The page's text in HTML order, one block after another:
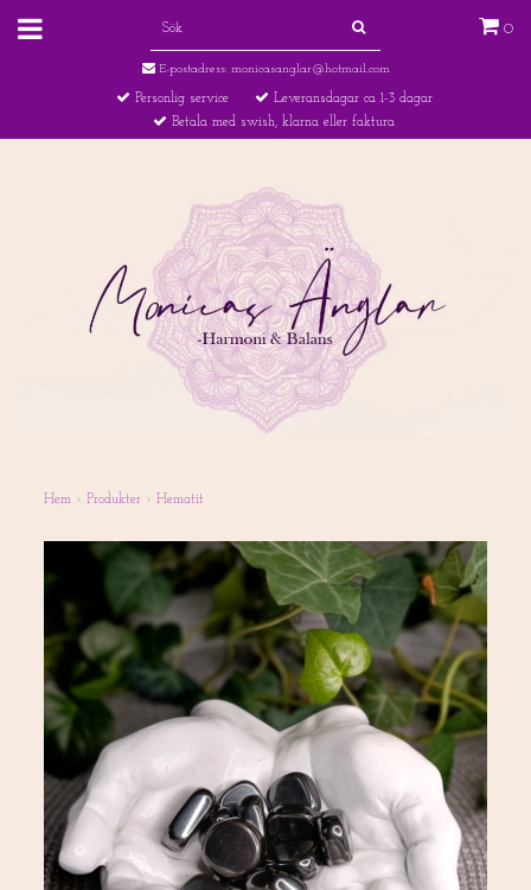
0
E-postadress: monicasanglar@hotmail.com
Personlig service
Leveransdagar ca 1-3 dagar
Betala med swish, klarna eller faktura
Hem › Produkter › Hematit